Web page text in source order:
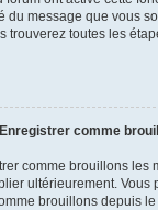
du message que vous
trouverez toutes les
comme
comme brouillons les
ultérieurement. Vous
brouillons depuis